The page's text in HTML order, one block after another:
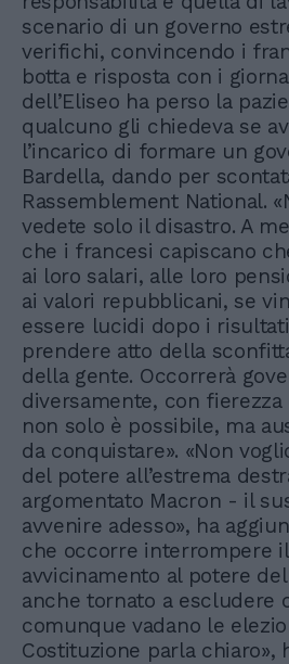
scenario di un governo
verifichi, convincendo i
botta e risposta con i
dell’Eliseo ha perso la
qualcuno gli chiedeva se
l’incarico di formare un
Bardella, dando per
Rassemblement National.
vedete solo il disastro. A
che i francesi capiscano
ai loro salari, alle loro
ai valori repubblicani, se
essere lucidi dopo i
prendere atto della
della gente. Occorrerà
diversamente, con fierezza
non solo è possibile, ma
da conquistare». «Non
del potere all’estrema
argomentato Macron - il
avvenire adesso», ha
che occorre interrompere
avvicinamento al potere
anche tornato a escludere
comunque vadano le
Costituzione parla chiaro»,